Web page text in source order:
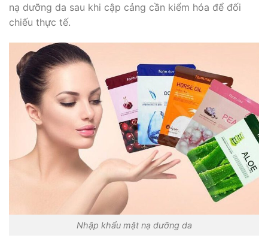
nạ dưỡng da sau khi cập cảng cần kiểm hóa để đối
chiếu thực tế.
Nhập khẩu mặt nạ dưỡng da